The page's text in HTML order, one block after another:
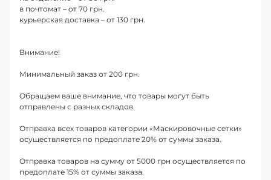
в почтомат – от 70 грн.
курьерская доставка – от 130 грн.
Внимание!
Минимальный заказ от 200 грн.
Обращаем ваше внимание, что товары могут быть
отправлены с разных складов.
Отправка всех товаров категории «Маскировочные сетки»
осуществляется по предоплате 20% от суммы заказа.
Отправка товаров на сумму от 5000 грн осуществляется по
предоплате 15% от суммы заказа.